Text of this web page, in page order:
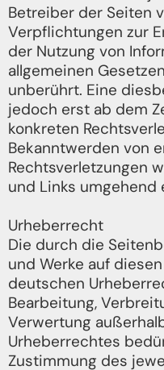
Betreiber der Seiten
Verpflichtungen zur
der Nutzung von
allgemeinen
unberührt. Eine
jedoch erst ab dem
konkreten
Bekanntwerden von
Rechtsverletzungen
und Links umgehend
Urheberrecht
Die durch die
und Werke auf
deutschen
Bearbeitung,
Verwertung
Urheberrechtes
Zustimmung des